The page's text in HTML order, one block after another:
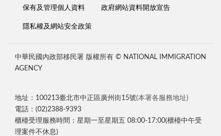
保有及管理個人資料 政府網站資料開放宣告
隱私權及網站安全政策
中華民國內政部移民署 版權所有 © NATIONAL IMMIGRATION
AGENCY
地址：100213臺北市中正區廣州街15號(本署各服務地址)
電話：(02)2388-9393
櫃檯受理服務時間：星期一至星期五 08:00-17:00(櫃檯中午受
理案件不休息)